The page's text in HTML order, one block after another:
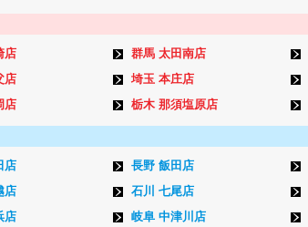
店 群馬 太田南店
店 埼玉 本庄店
店 栃木 那須塩原店
店 長野 飯田店
店 石川 七尾店
店 岐阜 中津川店